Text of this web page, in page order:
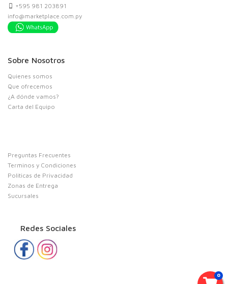
+595 981 203891
info@marketplace.com.py
Sobre Nosotros
Quienes somos
Que ofrecemos
¿A dónde vamos?
Carta del Equipo
Preguntas Frecuentes
Terminos y Condiciones
Politicas de Privacidad
Zonas de Entrega
Sucursales
Redes Sociales
0